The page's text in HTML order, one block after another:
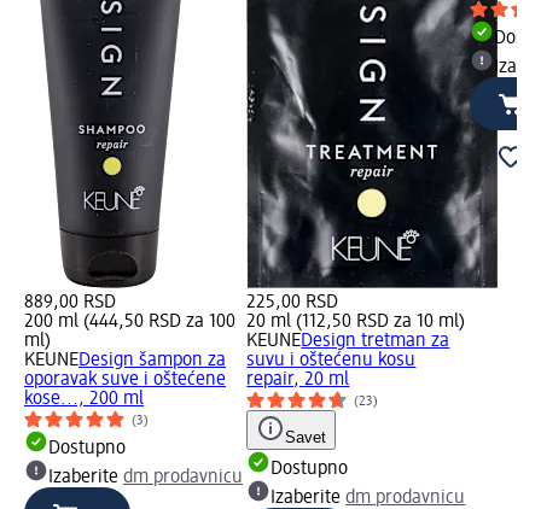
889,00 RSD
200 ml (444,50 RSD za 100
ml)
KEUNEDesign šampon za
oporavak suve i oštećene
kose..., 200 ml
(3)
Dostupno
Izaberite dm prodavnicu
225,00 RSD
20 ml (112,50 RSD za 10 ml)
KEUNEDesign tretman za
suvu i oštećenu kosu
repair, 20 ml
(23)
Savet
Dostupno
Izaberitedm prodavnicu